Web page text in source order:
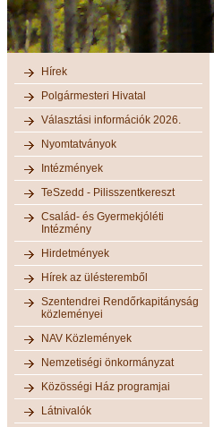
Hírek
Polgármesteri Hivatal
Választási információk 2026.
Nyomtatványok
Intézmények
TeSzedd - Pilisszentkereszt
Család- és Gyermekjóléti
Intézmény
Hirdetmények
Hírek az ülésteremből
Szentendrei Rendőrkapitányság
közleményei
NAV Közlemények
Nemzetiségi önkormányzat
Közösségi Ház programjai
Látnivalók